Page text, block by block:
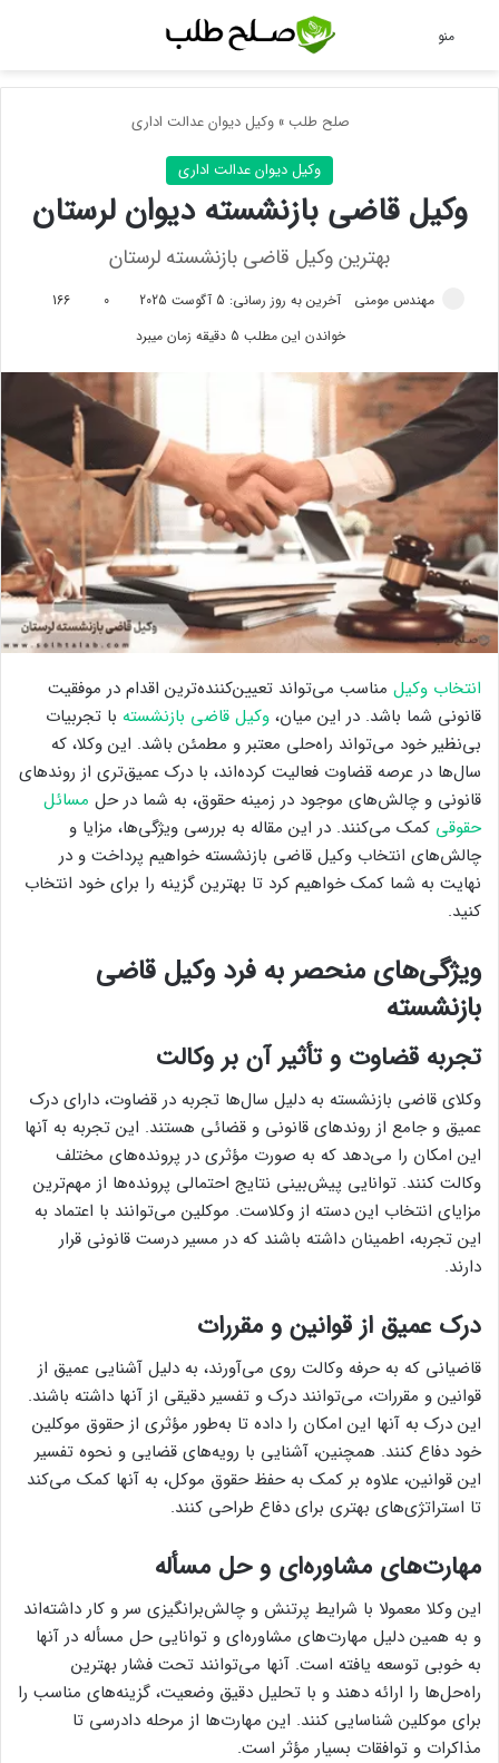
منو
صلح طلب » وکیل دیوان عدالت اداری
وکیل دیوان عدالت اداری
وکیل قاضی بازنشسته دیوان لرستان
بهترین وکیل قاضی بازنشسته لرستان
مهندس مومنی آخرین به روز رسانی: 5 آگوست 2025 0
166
خواندن این مطلب 5 دقیقه زمان میبرد
انتخاب وکیل مناسب می‌تواند تعيين‌کننده‌ترین اقدام در موفقیت
قانونی شما باشد. در این میان، وکیل قاضی بازنشسته با تجربیات
بی‌نظیر خود می‌تواند راه‌حلی معتبر و مطمئن باشد. این وکلا، که
سال‌ها در عرصه قضاوت فعالیت کرده‌اند، با درک عمیق‌تری از روندهای
قانونی و چالش‌های موجود در زمینه حقوق، به شما در حل مسائل
حقوقی کمک می‌کنند. در این مقاله به بررسی ویژگی‌ها، مزایا و
چالش‌های انتخاب وکیل قاضی بازنشسته خواهیم پرداخت و در
نهایت به شما کمک خواهیم کرد تا بهترین گزینه را برای خود انتخاب
کنید.
ویژگی‌های منحصر به فرد وکیل قاضی
بازنشسته
تجربه قضاوت و تأثیر آن بر وکالت
وکلای قاضی بازنشسته به دلیل سال‌ها تجربه در قضاوت، دارای درک
عمیق و جامع از روندهای قانونی و قضائی هستند. این تجربه به آنها
این امکان را می‌دهد که به صورت مؤثری در پرونده‌های مختلف
وکالت کنند. توانایی پیش‌بینی نتایج احتمالی پرونده‌ها از مهم‌ترین
مزایای انتخاب این دسته از وکلاست. موکلین می‌توانند با اعتماد به
این تجربه، اطمینان داشته باشند که در مسیر درست قانونی قرار
دارند.
درک عمیق از قوانین و مقررات
قاضیانی که به حرفه وکالت روی می‌آورند، به دلیل آشنایی عمیق از
قوانین و مقررات، می‌توانند درک و تفسیر دقیقی از آنها داشته باشند.
این درک به آنها این امکان را داده تا به‌طور مؤثری از حقوق موکلین
خود دفاع کنند. همچنین، آشنایی با رویه‌های قضایی و نحوه تفسیر
این قوانین، علاوه بر کمک به حفظ حقوق موکل، به آنها کمک می‌کند
تا استراتژی‌های بهتری برای دفاع طراحی کنند.
مهارت‌های مشاوره‌ای و حل مسأله
این وکلا معمولا با شرایط پرتنش و چالش‌برانگیزی سر و کار داشته‌اند
و به همین دلیل مهارت‌های مشاوره‌ای و توانایی حل مسأله در آنها
به خوبی توسعه یافته است. آنها می‌توانند تحت فشار بهترین
راه‌حل‌ها را ارائه دهند و با تحلیل دقیق وضعیت، گزینه‌های مناسب را
برای موکلین شناسایی کنند. این مهارت‌ها از مرحله دادرسی تا
مذاکرات و توافقات بسیار مؤثر است.